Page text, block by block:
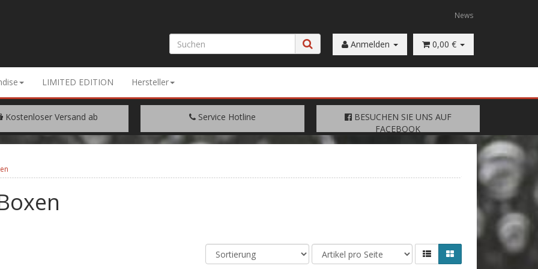
News
Anmelden 0,00 €
LIMITED EDITION Hersteller
Kostenloser Versand ab
WARENWERT VON € 200.- Service Hotline
+49 (0) 9429/948344
BESUCHEN SIE UNS AUF
FACEBOOK
BESUCHEN SIE UNS AUF
FACEBOOK